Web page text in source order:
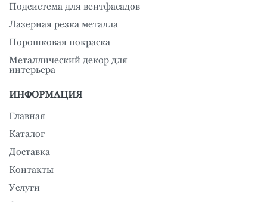
Подсистема для вентфасадов
Лазерная резка металла
Порошковая покраска
Металлический декор для
интерьера
ИНФОРМАЦИЯ
Главная
Каталог
Доставка
Контакты
Услуги